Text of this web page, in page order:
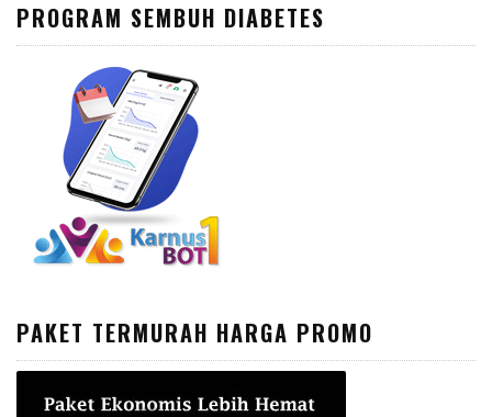
PROGRAM SEMBUH DIABETES
PAKET TERMURAH HARGA PROMO